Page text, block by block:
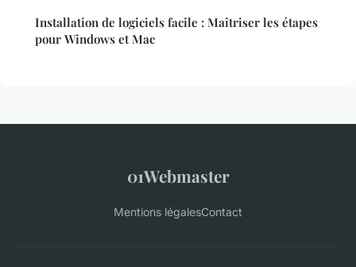
Installation de logiciels facile : Maîtriser les étapes
pour Windows et Mac
01Webmaster
Mentions légalesContact